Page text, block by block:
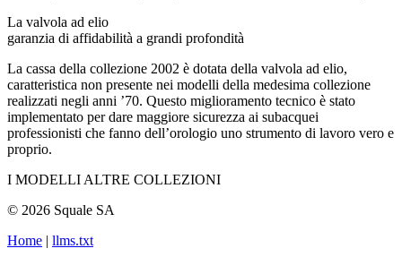
La valvola ad elio
garanzia di affidabilità a grandi profondità
La cassa della collezione 2002 è dotata della valvola ad elio,
caratteristica non presente nei modelli della medesima collezione
realizzati negli anni ’70. Questo miglioramento tecnico è stato
implementato per dare maggiore sicurezza ai subacquei
professionisti che fanno dell’orologio uno strumento di lavoro vero e
proprio.
I MODELLI ALTRE COLLEZIONI
© 2026 Squale SA
Home | llms.txt